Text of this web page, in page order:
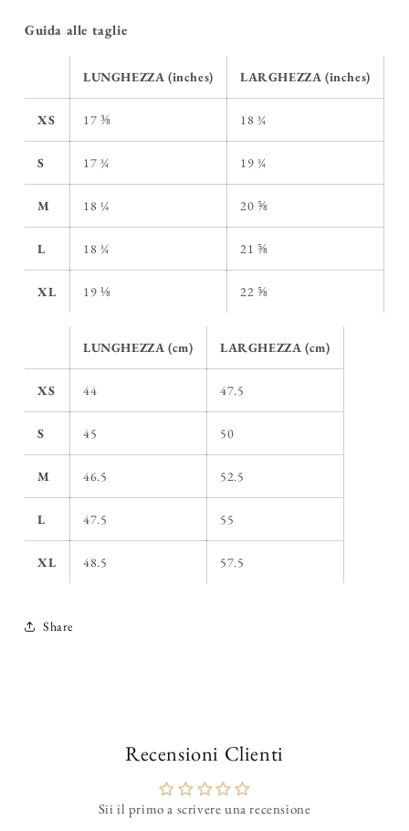
Guida alle taglie
LUNGHEZZA (inches) LARGHEZZA (inches)
XS 17 ⅜ 18 ¾
S 17 ¾ 19 ¾
M 18 ¼ 20 ⅝
L 18 ¾ 21 ⅝
XL 19 ⅛ 22 ⅝
LUNGHEZZA (cm) LARGHEZZA (cm)
XS 44 47.5
S 45 50
M 46.5 52.5
L 47.5 55
XL 48.5 57.5
Share
Recensioni Clienti
Sii il primo a scrivere una recensione